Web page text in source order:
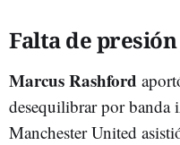
Falta de presión
Marcus Rashford
desequilibrar por banda
Manchester United